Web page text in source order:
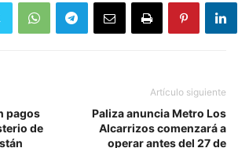
pagos
de
Artículo siguiente
Paliza anuncia Metro Los
Alcarrizos comenzará a
operar antes del 27 de